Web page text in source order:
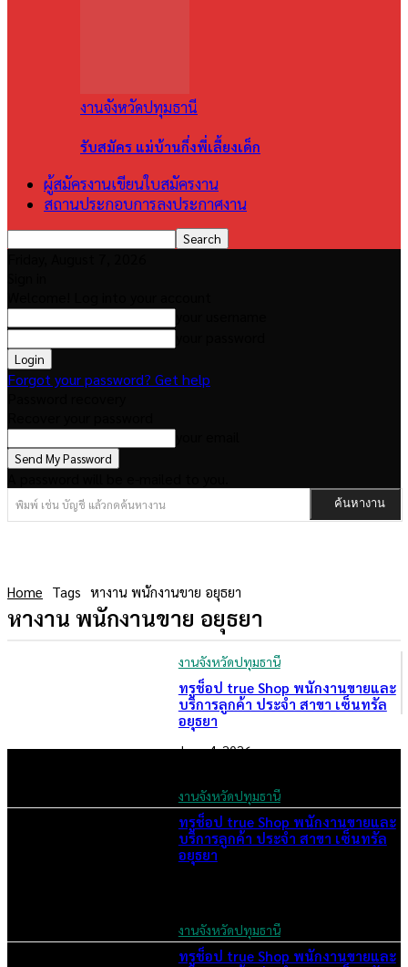
งานจังหวัดปทุมธานี
รับสมัคร แม่บ้านกึ่งพี่เลี้ยงเด็ก
ผู้สมัครงานเขียนใบสมัครงาน
สถานประกอบการลงประกาศงาน
Forgot your password? Get help
พิมพ์ เช่น บัญชี แล้วกดค้นหางาน ค้นหางาน
Home Tags หางาน พนักงานขาย อยุธยา
หางาน พนักงานขาย อยุธยา
งานจังหวัดปทุมธานี
ทรูช็อป true Shop พนักงานขายและ
บริการลูกค้า ประจำ สาขา เซ็นทรัล
อยุธยา
June 4, 2026
งานจังหวัดปทุมธานี
ทรูช็อป true Shop พนักงานขายและ
บริการลูกค้า ประจำ สาขา เซ็นทรัล
อยุธยา
งานจังหวัดปทุมธานี
ทรูช็อป true Shop พนักงานขายและ